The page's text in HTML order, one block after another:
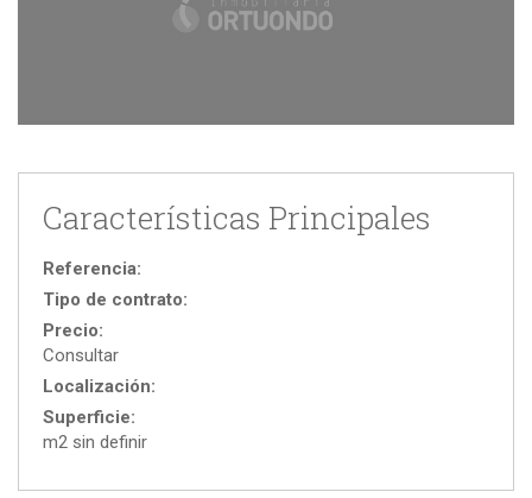
Características Principales
Referencia:
Tipo de contrato:
Precio:
Consultar
Localización:
Superficie:
m2 sin definir